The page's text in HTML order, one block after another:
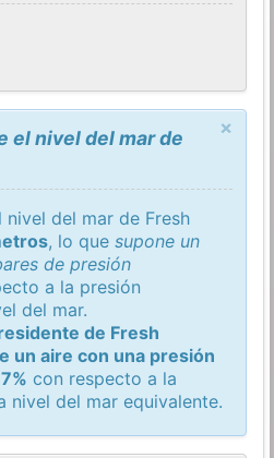
×
el nivel del mar de
del mar de Fresh
, lo quesupone un
de presión
a la presión
del mar.
de Fresh
un aire con una presión
con respecto a la
nivel del mar equivalente.